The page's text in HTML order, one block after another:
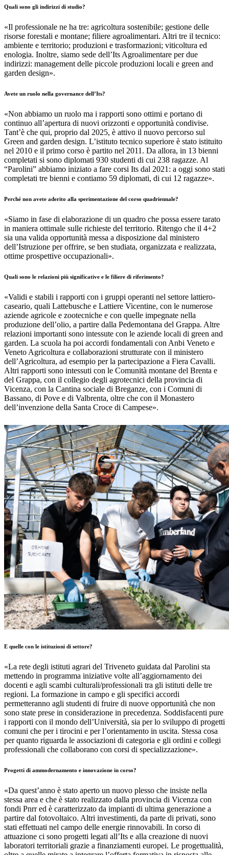
Quali sono gli indirizzi di studio?
«Il professionale ne ha tre: agricoltura sostenibile; gestione delle
risorse forestali e montane; filiere agroalimentari. Altri tre il tecnico:
ambiente e territorio; produzioni e trasformazioni; viticoltura ed
enologia. Inoltre, siamo sede dell’Its Agroalimentare per due
indirizzi: management delle piccole produzioni locali e green and
garden design».
Avete un ruolo nella governance dell’Its?
«Non abbiamo un ruolo ma i rapporti sono ottimi e portano di
continuo all’apertura di nuovi orizzonti e opportunità condivise.
Tant’è che qui, proprio dal 2025, è attivo il nuovo percorso sul
Green and garden design. L’istituto tecnico superiore è stato istituito
nel 2010 e il primo corso è partito nel 2011. Da allora, in 13 bienni
completati si sono diplomati 930 studenti di cui 238 ragazze. Al
“Parolini” abbiamo iniziato a fare corsi Its dal 2021: a oggi sono stati
completati tre bienni e contiamo 59 diplomati, di cui 12 ragazze».
Perché non avete aderito alla sperimentazione del corso quadriennale?
«Siamo in fase di elaborazione di un quadro che possa essere tarato
in maniera ottimale sulle richieste del territorio. Ritengo che il 4+2
sia una valida opportunità messa a disposizione dal ministero
dell’Istruzione per offrire, se ben studiata, organizzata e realizzata,
ottime prospettive occupazionali».
Quali sono le relazioni più significative e le filiere di riferimento?
«Validi e stabili i rapporti con i gruppi operanti nel settore lattiero-
caseario, quali Lattebusche e Lattiere Vicentine, con le numerose
aziende agricole e zootecniche e con quelle impegnate nella
produzione dell’olio, a partire dalla Pedemontana del Grappa. Altre
relazioni importanti sono intessute con le aziende locali di green and
garden. La scuola ha poi accordi fondamentali con Anbi Veneto e
Veneto Agricoltura e collaborazioni strutturate con il ministero
dell’Agricoltura, ad esempio per la partecipazione a Fiera Cavalli.
Altri rapporti sono intessuti con le Comunità montane del Brenta e
del Grappa, con il collegio degli agrotecnici della provincia di
Vicenza, con la Cantina sociale di Breganze, con i Comuni di
Bassano, di Pove e di Valbrenta, oltre che con il Monastero
dell’invenzione della Santa Croce di Campese».
E quelle con le istituzioni di settore?
«La rete degli istituti agrari del Triveneto guidata dal Parolini sta
mettendo in programma iniziative volte all’aggiornamento dei
docenti e agli scambi culturali/professionali tra gli istituti delle tre
regioni. La formazione in campo e gli specifici accordi
permetteranno agli studenti di fruire di nuove opportunità che non
sono state prese in considerazione in precedenza. Soddisfacenti pure
i rapporti con il mondo dell’Università, sia per lo sviluppo di progetti
comuni che per i tirocini e per l’orientamento in uscita. Stessa cosa
per quanto riguarda le associazioni di categoria e gli ordini e collegi
professionali che collaborano con corsi di specializzazione».
Progetti di ammodernamento e innovazione in corso?
«Da quest’anno è stato aperto un nuovo plesso che insiste nella
stessa area e che è stato realizzato dalla provincia di Vicenza con
fondi Pnrr ed è caratterizzato da impianti di ultima generazione a
partire dal fotovoltaico. Altri investimenti, da parte di privati, sono
stati effettuati nel campo delle energie rinnovabili. In corso di
attuazione ci sono progetti legati all’Its e alla creazione di nuovi
laboratori territoriali grazie a finanziamenti europei. Le progettualità,